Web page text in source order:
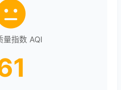
量指数 AQI